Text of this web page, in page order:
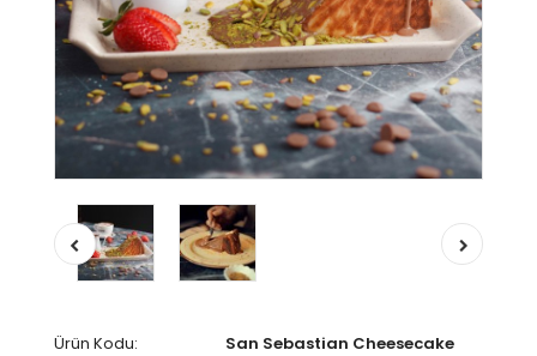
Ürün Kodu:
San Sebastian Cheesecake